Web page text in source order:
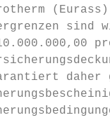
sind
daher